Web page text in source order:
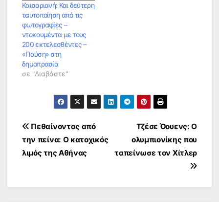
Καισαριανή: Και δεύτερη
ταυτοποίηση από τις
φωτογραφίες –
ντοκουμέντα με τους
200 εκτελεσθέντες –
«Παύση» στη
δημοπρασία
σε "Διαβάστε"
Πλοήγηση
άρθρων
Τζέσε Όουενς: Ο
ολυμπιονίκης που
ταπείνωσε τον Χίτλερ
Πεθαίνοντας από
την πείνα: Ο κατοχικός
λιμός της Αθήνας